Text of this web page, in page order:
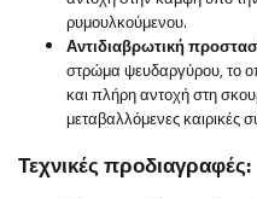
ρυμουλκούμενου.
Αντιδιαβρωτική
στρώμα ψευδαργύρου, το
και πλήρη αντοχή στη
μεταβαλλόμενες καιρικές
Τεχνικές προδιαγραφές: